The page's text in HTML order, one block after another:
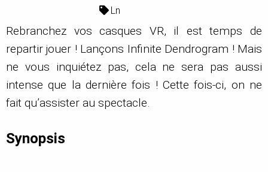
Ln
Rebranchez vos casques VR, il est temps de
repartir jouer ! Lançons Infinite Dendrogram ! Mais
ne vous inquiétez pas, cela ne sera pas aussi
intense que la dernière fois ! Cette fois-ci, on ne
fait qu’assister au spectacle.
Synopsis